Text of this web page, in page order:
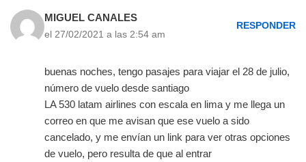
MIGUEL CANALES
el 27/02/2021 a las 2:54 am
RESPONDER
buenas noches, tengo pasajes para viajar el 28 de julio,
número de vuelo desde santiago
LA 530 latam airlines con escala en lima y me llega un
correo en que me avisan que ese vuelo a sido
cancelado, y me envían un link para ver otras opciones
de vuelo, pero resulta de que al entrar